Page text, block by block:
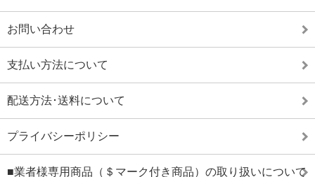
お問い合わせ
支払い方法について
配送方法･送料について
プライバシーポリシー
■業者様専用商品（＄マーク付き商品）の取り扱いについて